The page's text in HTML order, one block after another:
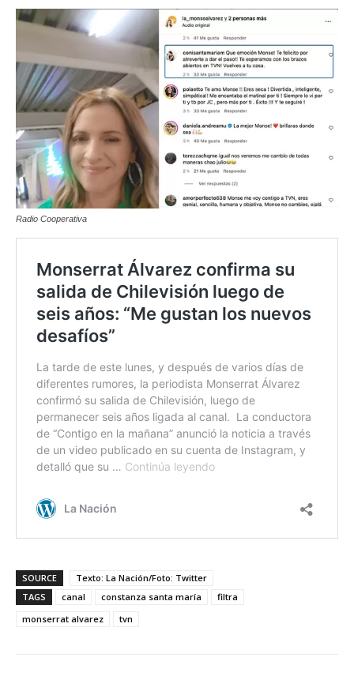
Radio Cooperativa
SOURCE
Texto: La Nación/Foto: Twitter
TAGS
canal constanza santa maría
filtra
monserrat alvarez
tvn